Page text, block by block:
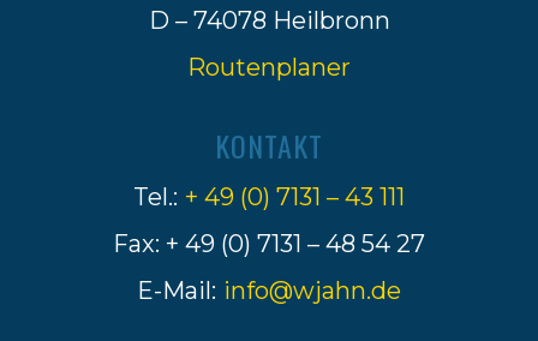
D – 74078 Heilbronn
Routenplaner
KONTAKT
Tel.: + 49 (0) 7131 – 43 111
Fax: + 49 (0) 7131 – 48 54 27
E-Mail: info@wjahn.de